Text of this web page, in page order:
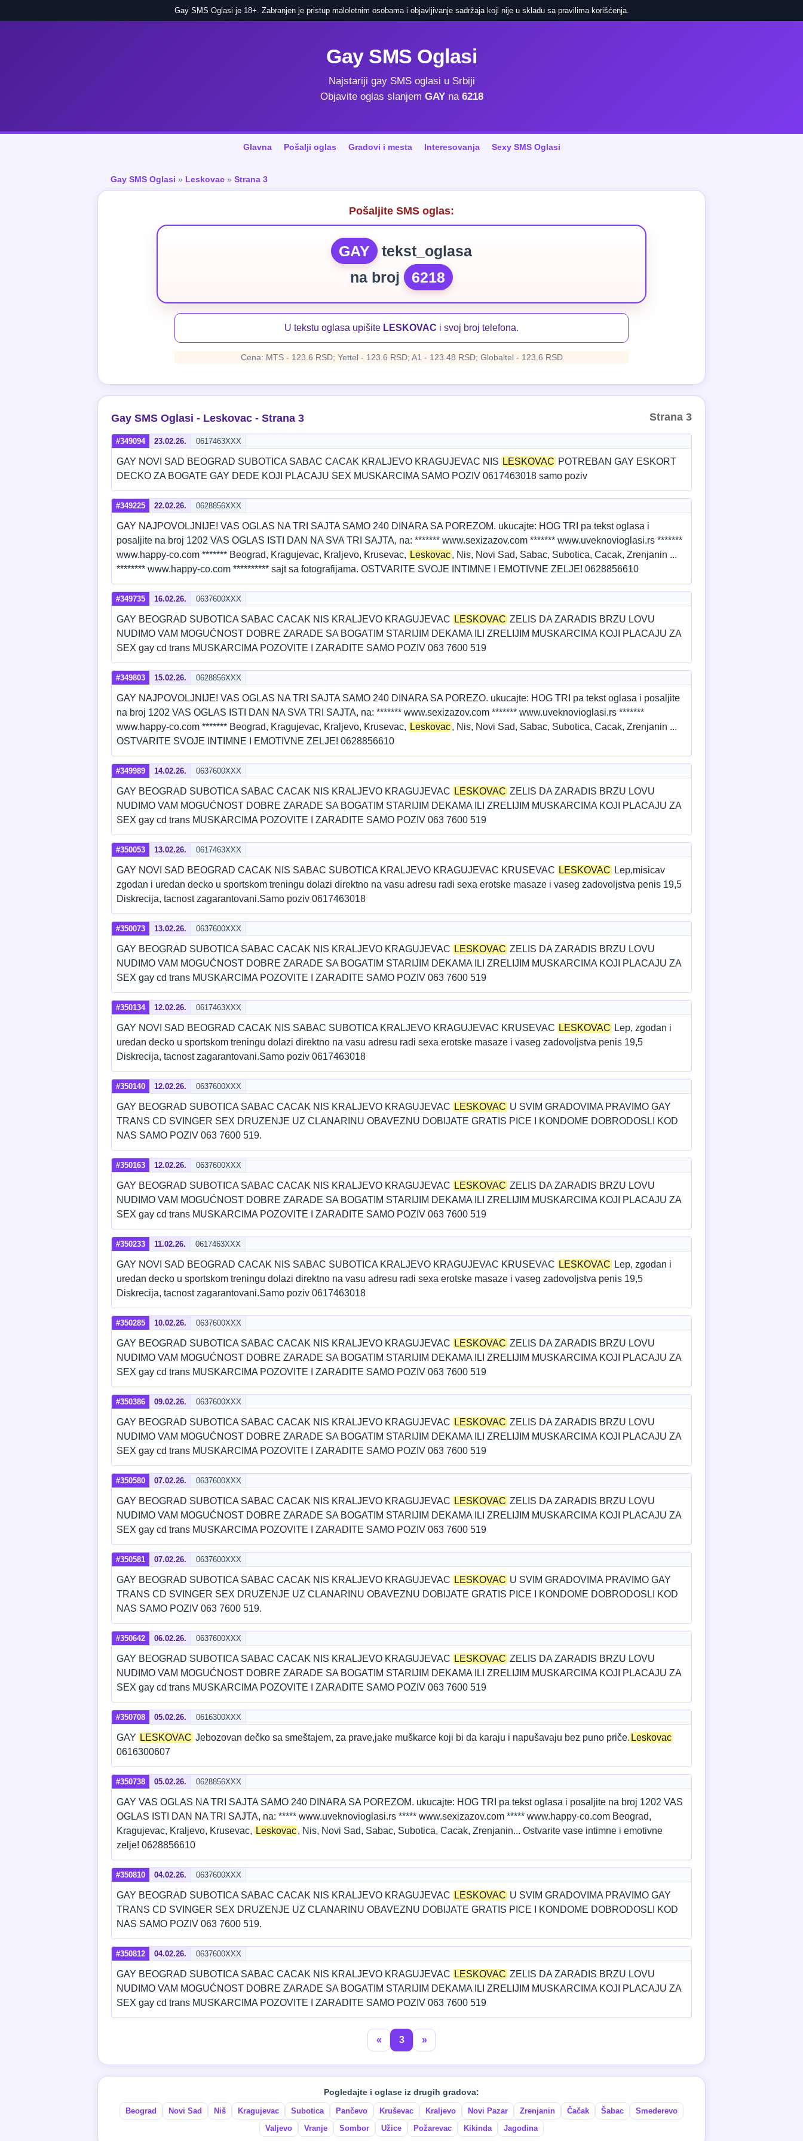
Gay SMS Oglasi je 18+. Zabranjen je pristup maloletnim osobama i objavljivanje sadržaja koji nije u skladu sa pravilima korišćenja.
Gay SMS Oglasi
Najstariji gay SMS oglasi u Srbiji
Objavite oglas slanjem GAYna 6218
Glavna Pošalji oglas Gradovi i mesta Interesovanja Sexy SMS Oglasi
Gay SMS Oglasi » Leskovac » Strana 3
Pošaljite SMS oglas:
GAY
tekst_oglasa
na broj
6218
U tekstu oglasa upišite LESKOVAC i svoj broj telefona.
Cena: MTS - 123.6 RSD; Yettel - 123.6 RSD; A1 - 123.48 RSD; Globaltel - 123.6 RSD
Gay SMS Oglasi - Leskovac - Strana 3 Strana 3
#349094 23.02.26. 0617463XXX
GAY NOVI SAD BEOGRAD SUBOTICA SABAC CACAK KRALJEVO KRAGUJEVAC NIS LESKOVAC POTREBAN GAY ESKORT
DECKO ZA BOGATE GAY DEDE KOJI PLACAJU SEX MUSKARCIMA SAMO POZIV 0617463018 samo poziv
#349225 22.02.26. 0628856XXX
GAY NAJPOVOLJNIJE! VAS OGLAS NA TRI SAJTA SAMO 240 DINARA SA POREZOM. ukucajte: HOG TRI pa tekst oglasa i
posaljite na broj 1202 VAS OGLAS ISTI DAN NA SVA TRI SAJTA, na: ******* www.sexizazov.com ******* www.uveknovioglasi.rs *******
www.happy-co.com ******* Beograd, Kragujevac, Kraljevo, Krusevac, Leskovac, Nis, Novi Sad, Sabac, Subotica, Cacak, Zrenjanin ...
******** www.happy-co.com ********** sajt sa fotografijama. OSTVARITE SVOJE INTIMNE I EMOTIVNE ZELJE! 0628856610
#349735 16.02.26. 0637600XXX
GAY BEOGRAD SUBOTICA SABAC CACAK NIS KRALJEVO KRAGUJEVAC LESKOVAC ZELIS DA ZARADIS BRZU LOVU
NUDIMO VAM MOGUĆNOST DOBRE ZARADE SA BOGATIM STARIJIM DEKAMA ILI ZRELIJIM MUSKARCIMA KOJI PLACAJU ZA
SEX gay cd trans MUSKARCIMA POZOVITE I ZARADITE SAMO POZIV 063 7600 519
#349803 15.02.26. 0628856XXX
GAY NAJPOVOLJNIJE! VAS OGLAS NA TRI SAJTA SAMO 240 DINARA SA POREZO. ukucajte: HOG TRI pa tekst oglasa i posaljite
na broj 1202 VAS OGLAS ISTI DAN NA SVA TRI SAJTA, na: ******* www.sexizazov.com ******* www.uveknovioglasi.rs *******
www.happy-co.com ******* Beograd, Kragujevac, Kraljevo, Krusevac, Leskovac, Nis, Novi Sad, Sabac, Subotica, Cacak, Zrenjanin ...
OSTVARITE SVOJE INTIMNE I EMOTIVNE ZELJE! 0628856610
#349989 14.02.26. 0637600XXX
GAY BEOGRAD SUBOTICA SABAC CACAK NIS KRALJEVO KRAGUJEVAC LESKOVAC ZELIS DA ZARADIS BRZU LOVU
NUDIMO VAM MOGUĆNOST DOBRE ZARADE SA BOGATIM STARIJIM DEKAMA ILI ZRELIJIM MUSKARCIMA KOJI PLACAJU ZA
SEX gay cd trans MUSKARCIMA POZOVITE I ZARADITE SAMO POZIV 063 7600 519
#350053 13.02.26. 0617463XXX
GAY NOVI SAD BEOGRAD CACAK NIS SABAC SUBOTICA KRALJEVO KRAGUJEVAC KRUSEVAC LESKOVAC Lep,misicav
zgodan i uredan decko u sportskom treningu dolazi direktno na vasu adresu radi sexa erotske masaze i vaseg zadovoljstva penis 19,5
Diskrecija, tacnost zagarantovani.Samo poziv 0617463018
#350073 13.02.26. 0637600XXX
GAY BEOGRAD SUBOTICA SABAC CACAK NIS KRALJEVO KRAGUJEVAC LESKOVAC ZELIS DA ZARADIS BRZU LOVU
NUDIMO VAM MOGUĆNOST DOBRE ZARADE SA BOGATIM STARIJIM DEKAMA ILI ZRELIJIM MUSKARCIMA KOJI PLACAJU ZA
SEX gay cd trans MUSKARCIMA POZOVITE I ZARADITE SAMO POZIV 063 7600 519
#350134 12.02.26. 0617463XXX
GAY NOVI SAD BEOGRAD CACAK NIS SABAC SUBOTICA KRALJEVO KRAGUJEVAC KRUSEVAC LESKOVAC Lep, zgodan i
uredan decko u sportskom treningu dolazi direktno na vasu adresu radi sexa erotske masaze i vaseg zadovoljstva penis 19,5
Diskrecija, tacnost zagarantovani.Samo poziv 0617463018
#350140 12.02.26. 0637600XXX
GAY BEOGRAD SUBOTICA SABAC CACAK NIS KRALJEVO KRAGUJEVAC LESKOVAC U SVIM GRADOVIMA PRAVIMO GAY
TRANS CD SVINGER SEX DRUZENJE UZ CLANARINU OBAVEZNU DOBIJATE GRATIS PICE I KONDOME DOBRODOSLI KOD
NAS SAMO POZIV 063 7600 519.
#350163 12.02.26. 0637600XXX
GAY BEOGRAD SUBOTICA SABAC CACAK NIS KRALJEVO KRAGUJEVAC LESKOVAC ZELIS DA ZARADIS BRZU LOVU
NUDIMO VAM MOGUĆNOST DOBRE ZARADE SA BOGATIM STARIJIM DEKAMA ILI ZRELIJIM MUSKARCIMA KOJI PLACAJU ZA
SEX gay cd trans MUSKARCIMA POZOVITE I ZARADITE SAMO POZIV 063 7600 519
#350233 11.02.26. 0617463XXX
GAY NOVI SAD BEOGRAD CACAK NIS SABAC SUBOTICA KRALJEVO KRAGUJEVAC KRUSEVAC LESKOVAC Lep, zgodan i
uredan decko u sportskom treningu dolazi direktno na vasu adresu radi sexa erotske masaze i vaseg zadovoljstva penis 19,5
Diskrecija, tacnost zagarantovani.Samo poziv 0617463018
#350285 10.02.26. 0637600XXX
GAY BEOGRAD SUBOTICA SABAC CACAK NIS KRALJEVO KRAGUJEVAC LESKOVAC ZELIS DA ZARADIS BRZU LOVU
NUDIMO VAM MOGUĆNOST DOBRE ZARADE SA BOGATIM STARIJIM DEKAMA ILI ZRELIJIM MUSKARCIMA KOJI PLACAJU ZA
SEX gay cd trans MUSKARCIMA POZOVITE I ZARADITE SAMO POZIV 063 7600 519
#350386 09.02.26. 0637600XXX
GAY BEOGRAD SUBOTICA SABAC CACAK NIS KRALJEVO KRAGUJEVAC LESKOVAC ZELIS DA ZARADIS BRZU LOVU
NUDIMO VAM MOGUĆNOST DOBRE ZARADE SA BOGATIM STARIJIM DEKAMA ILI ZRELIJIM MUSKARCIMA KOJI PLACAJU ZA
SEX gay cd trans MUSKARCIMA POZOVITE I ZARADITE SAMO POZIV 063 7600 519
#350580 07.02.26. 0637600XXX
GAY BEOGRAD SUBOTICA SABAC CACAK NIS KRALJEVO KRAGUJEVAC LESKOVAC ZELIS DA ZARADIS BRZU LOVU
NUDIMO VAM MOGUĆNOST DOBRE ZARADE SA BOGATIM STARIJIM DEKAMA ILI ZRELIJIM MUSKARCIMA KOJI PLACAJU ZA
SEX gay cd trans MUSKARCIMA POZOVITE I ZARADITE SAMO POZIV 063 7600 519
#350581 07.02.26. 0637600XXX
GAY BEOGRAD SUBOTICA SABAC CACAK NIS KRALJEVO KRAGUJEVAC LESKOVAC U SVIM GRADOVIMA PRAVIMO GAY
TRANS CD SVINGER SEX DRUZENJE UZ CLANARINU OBAVEZNU DOBIJATE GRATIS PICE I KONDOME DOBRODOSLI KOD
NAS SAMO POZIV 063 7600 519.
#350642 06.02.26. 0637600XXX
GAY BEOGRAD SUBOTICA SABAC CACAK NIS KRALJEVO KRAGUJEVAC LESKOVAC ZELIS DA ZARADIS BRZU LOVU
NUDIMO VAM MOGUĆNOST DOBRE ZARADE SA BOGATIM STARIJIM DEKAMA ILI ZRELIJIM MUSKARCIMA KOJI PLACAJU ZA
SEX gay cd trans MUSKARCIMA POZOVITE I ZARADITE SAMO POZIV 063 7600 519
#350708 05.02.26. 0616300XXX
GAY LESKOVAC Jebozovan dečko sa smeštajem, za prave,jake muškarce koji bi da karaju i napušavaju bez puno priče. Leskovac
0616300607
#350738 05.02.26. 0628856XXX
GAY VAS OGLAS NA TRI SAJTA SAMO 240 DINARA SA POREZOM. ukucajte: HOG TRI pa tekst oglasa i posaljite na broj 1202 VAS
OGLAS ISTI DAN NA TRI SAJTA, na: ***** www.uveknovioglasi.rs ***** www.sexizazov.com ***** www.happy-co.com Beograd,
Kragujevac, Kraljevo, Krusevac, Leskovac, Nis, Novi Sad, Sabac, Subotica, Cacak, Zrenjanin... Ostvarite vase intimne i emotivne
zelje! 0628856610
#350810 04.02.26. 0637600XXX
GAY BEOGRAD SUBOTICA SABAC CACAK NIS KRALJEVO KRAGUJEVAC LESKOVAC U SVIM GRADOVIMA PRAVIMO GAY
TRANS CD SVINGER SEX DRUZENJE UZ CLANARINU OBAVEZNU DOBIJATE GRATIS PICE I KONDOME DOBRODOSLI KOD
NAS SAMO POZIV 063 7600 519.
#350812 04.02.26. 0637600XXX
GAY BEOGRAD SUBOTICA SABAC CACAK NIS KRALJEVO KRAGUJEVAC LESKOVAC ZELIS DA ZARADIS BRZU LOVU
NUDIMO VAM MOGUĆNOST DOBRE ZARADE SA BOGATIM STARIJIM DEKAMA ILI ZRELIJIM MUSKARCIMA KOJI PLACAJU ZA
SEX gay cd trans MUSKARCIMA POZOVITE I ZARADITE SAMO POZIV 063 7600 519
« 3 »
Pogledajte i oglase iz drugih gradova:
Beograd Novi Sad Niš Kragujevac Subotica Pančevo Kruševac Kraljevo Novi Pazar Zrenjanin Čačak Šabac
Smederevo
Valjevo
Vranje Sombor Užice Požarevac Kikinda Jagodina